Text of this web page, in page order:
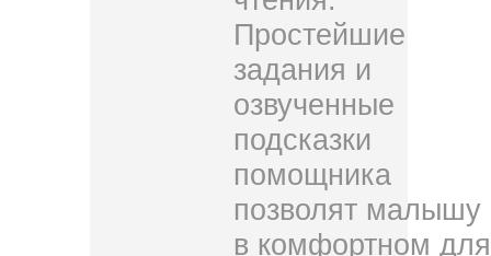
Простейшие
задания и
озвученные
подсказки
помощника
позволят малышу
в комфортном для